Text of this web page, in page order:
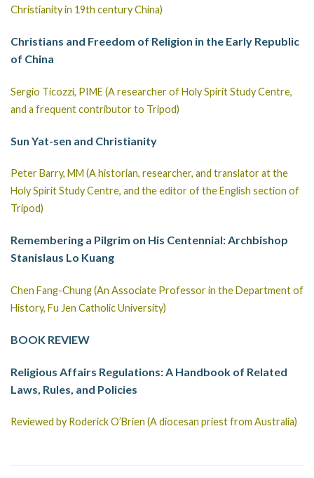
Christianity in 19th century China)
Christians and Freedom of Religion in the Early Republic
of China
Sergio Ticozzi, PIME (A researcher of Holy Spirit Study Centre,
and a frequent contributor to Tripod)
Sun Yat-sen and Christianity
Peter Barry, MM (A historian, researcher, and translator at the
Holy Spirit Study Centre, and the editor of the English section of
Tripod)
Remembering a Pilgrim on His Centennial: Archbishop
Stanislaus Lo Kuang
Chen Fang-Chung (An Associate Professor in the Department of
History, Fu Jen Catholic University)
BOOK REVIEW
Religious Affairs Regulations: A Handbook of Related
Laws, Rules, and Policies
Reviewed by Roderick O’Brien (A diocesan priest from Australia)